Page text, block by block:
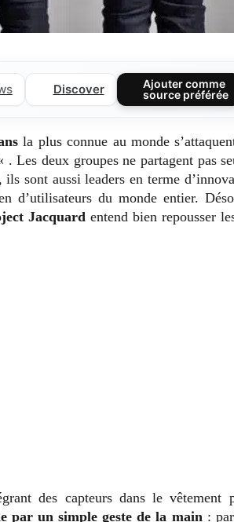
Discover
Ajouter comme
source préférée
la plus connue au monde
. Les deux groupes ne partagent pas
sont aussi leaders en terme
d’utilisateurs du monde entier.
Jacquard entend bien repousser
des capteurs dans le vêtement
par un simple geste de la main :